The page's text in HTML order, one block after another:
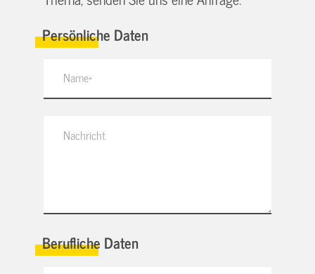
Persönliche Daten
Berufliche Daten